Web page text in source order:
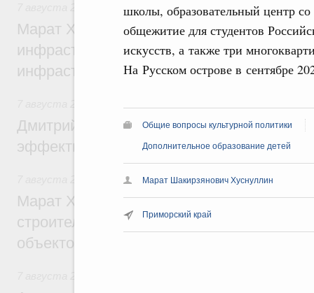
школы, образовательный центр
общежитие для студентов
искусств, а также три
На Русском острове в сентябре
Общие вопросы культурной политики
Дополнительное образование детей
Марат Шакирзянович Хуснуллин
Приморский край
Бюджеты субъектов Федерации.
Марат Хуснуллин: 15 объектов
инфраструктуры построили и обновили
инфраструктурным кредитам
Дмитрий Патрушев: Синхронизация
эффективность поддержки сельских
Экономика городов. Городская среда
Марат Хуснуллин: «Единый заказчик»
строительство и реконструкцию более
объектов